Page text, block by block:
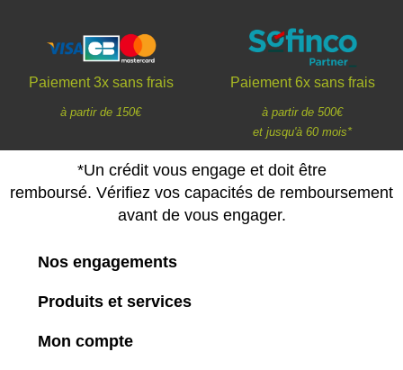
Paiement 3x sans frais
à partir de 150€
Paiement 6x sans frais
à partir de 500€
et jusqu'à 60 mois*
*Un crédit vous engage et doit être
remboursé. Vérifiez vos capacités de remboursement
avant de vous engager.
Nos engagements
Produits et services
Mon compte